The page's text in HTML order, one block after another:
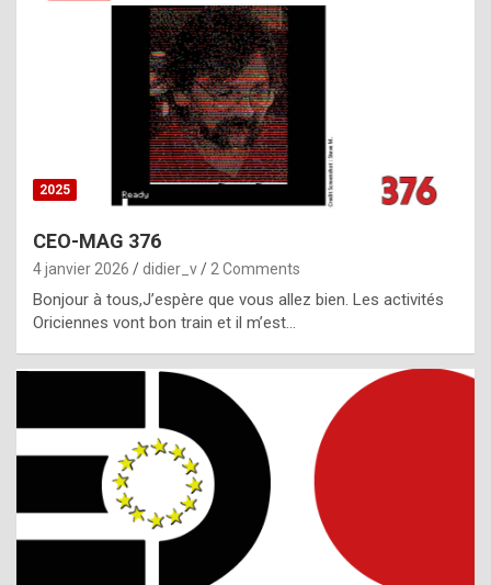
i
s
t
o
r
p
e
c
i
l
,
2025
CEO-MAG 376
4 janvier 2026 didier_v 2 Comments
Bonjour à tous,J’espère que vous allez bien. Les activités
Oriciennes vont bon train et il m’est…